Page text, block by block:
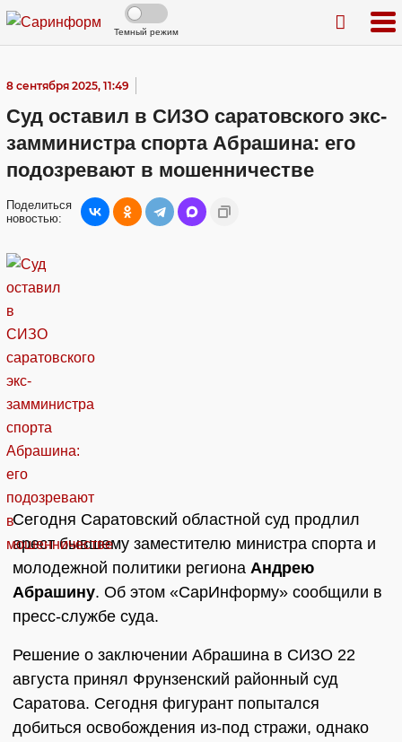
Темный режим
8 сентября 2025, 11:49
Суд оставил в СИЗО саратовского экс-
замминистра спорта Абрашина: его
подозревают в мошенничестве
Поделиться
новостью:
Сегодня Саратовский областной суд продлил
арест бывшему заместителю министра спорта и
молодежной политики региона Андрею
Абрашину. Об этом «СарИнформу» сообщили в
пресс-службе суда.
Решение о заключении Абрашина в СИЗО 22
августа принял Фрунзенский районный суд
Саратова. Сегодня фигурант попытался
добиться освобождения из-под стражи, однако